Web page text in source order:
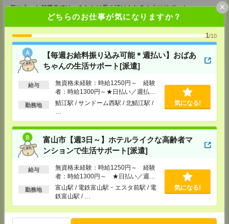
どちらのお仕事が気になりますか？
1/10
【毎週お給料振り込み可能＊週払い】おばあ
ちゃんの生活サポート[派遣]
給与
無資格未経験：時給1250円～ 経験
者：時給1300円～★日払い／週払い
制度あり（月払いも選べます）※稼働
勤務地
鯖江駅 / サンドーム西駅 / 北鯖江駅 /
気になる!
富山市【週3日～】ホテルライクな高齢者マ
ンションで生活サポート[派遣]
給与
無資格未経験：時給1250円～ 経験
者：時給1300円～ ★日払い／週払
い制度あり（月払いも選べます）※稼
働開始時は手続き完了次第のお支払い
勤務地
富山駅 / 電鉄富山駅・エスタ前駅 / 電
鉄富山駅 / …
気になる!
×
気に入った就業先では、あなたは長く続けられるようにサポート
困ったことがあれば、就業先との間に立って解決に向けて調整をしたり
お電話やメール・対面など あなたに合ったツールでコミュニケーションを
登録について
【電話登録】
★登録に際しての予約・来社は不要です★
(1)WEB応募の場合
こちらからご連絡いたしますのでお待ちください。
ご応募頂いた後、案内メールをお送りしますので
内容をご確認ください。
(2)電話応募の場合
お時間のあるときにお電話にてご応募いただければ
【電話登録】
弊社HPよりマイページ作成をお願いします
電話での登録の際に、マイページ作成をいただいた旨をお伝えください。